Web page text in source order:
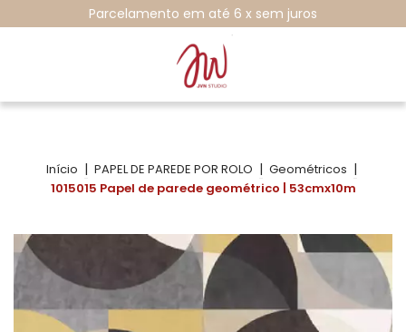
Parcelamento em até 6 x sem juros
Início | PAPEL DE PAREDE POR ROLO | Geométricos |
1015015 Papel de parede geométrico | 53cmx10m